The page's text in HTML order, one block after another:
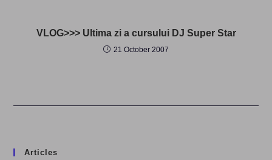
VLOG>>> Ultima zi a cursului DJ Super Star
21 October 2007
Articles